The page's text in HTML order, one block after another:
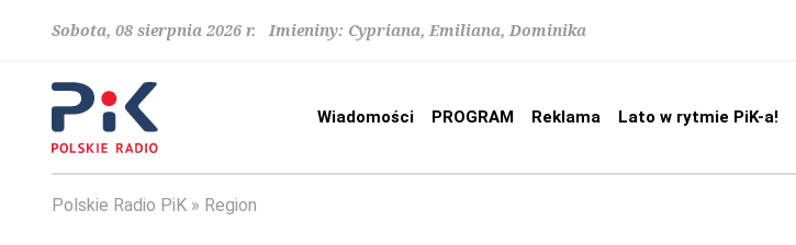
Sobota, 08 sierpnia 2026 r. Imieniny: Cypriana, Emiliana, Dominika
Wiadomości PROGRAM Reklama Lato w rytmie PiK-a!
Polskie Radio PiK Region